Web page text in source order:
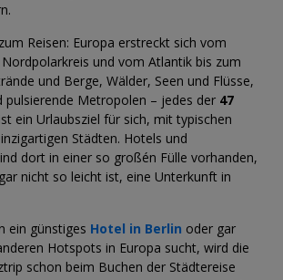
Reisen: Europa erstreckt sich vom
und vom Atlantik bis zum
und Berge, Wälder, Seen und Flüsse,
pulsierende Metropolen – jedes der 47
ist ein Urlaubsziel für sich, mit typischen
Städten. Hotels und
dort in einer so großén Fülle vorhanden,
nicht so leicht ist, eine Unterkunft in
ein günstiges Hotel in Berlin oder gar
Hotspots in Europa sucht, wird die
schon beim Buchen der Städtereise